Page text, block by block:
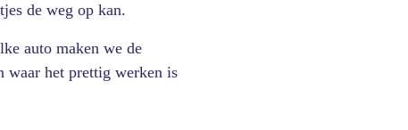
de weg op kan.
auto maken we de
waar het prettig werken is